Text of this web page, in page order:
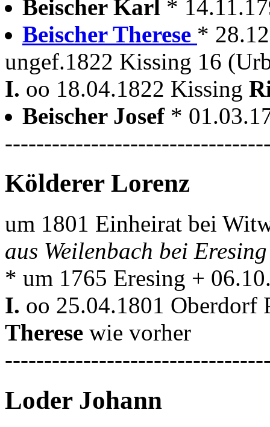
Beischer Karl *
Beischer Therese *
ungef.1822 Kissing 16
I. oo 18.04.1822 Kissing
Beischer Josef *
Kölderer Lorenz
um 1801 Einheirat bei
aus Weilenbach bei
* um 1765 Eresing +
I. oo 25.04.1801 Oberdorf
Therese wie vorher
Loder Johann